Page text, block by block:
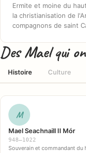
Ermite et moine du
la christianisation de
compagnons de saint
Des Mael qui
Histoire Culture
M
Mael Seachnaill II Mór
948–1022
Souverain et commandant